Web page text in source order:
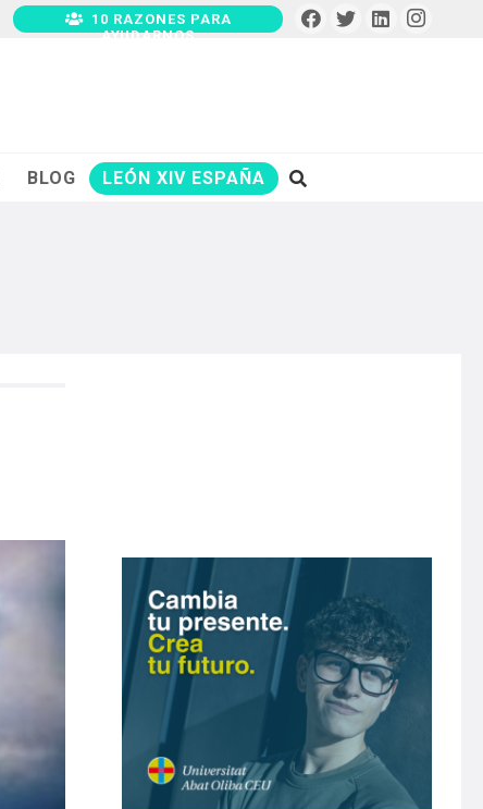
10 RAZONES PARA
AYUDARNOS
BLOG LEÓN XIV ESPAÑA